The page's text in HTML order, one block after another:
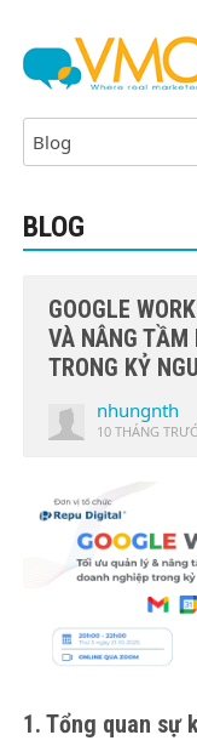
BLOG
GOOGLE
VÀ NÂNG TẦM
TRONG KỶ
nhungnth
10 THÁNG
1. Tổng quan sự